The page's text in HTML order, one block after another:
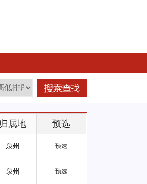
归属地 预选
泉州 预选
泉州 预选